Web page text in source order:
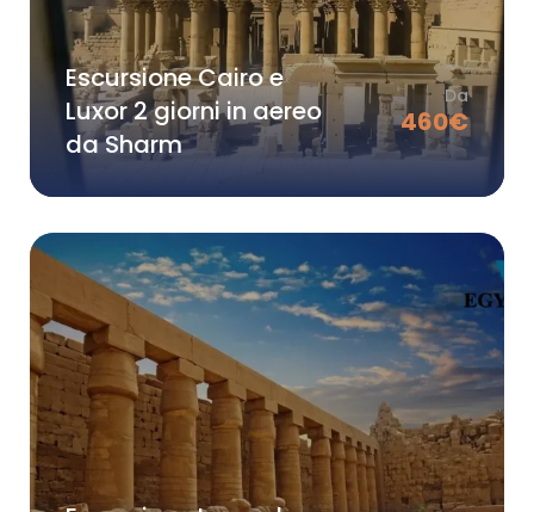
Escursione Cairo e
Luxor 2 giorni in aereo
da Sharm
Da
460€